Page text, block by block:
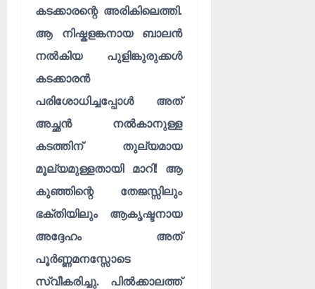
കടക്കാരന്റെ അരികിലെത്തി.
ആ നിഷ്കളങ്കനായ ബാലൻ
നൽകിയ പുളിങ്കുരുക്കൾ
കടക്കാരൻ
പരിശോധിച്ചപ്പോൾ അത്
അച്ഛൻ നൽകാനുള്ള
കടത്തിന് തുല്യമായ
മൂല്യമുള്ളതായി മാറി! ആ
കുഞ്ഞിന്റെ തേജസ്സിലും
ഭക്തിയിലും ആകൃഷ്ടനായ
അദ്ദേഹം അത്
പൂർണ്ണമനസ്സോടെ
സ്വീകരിച്ചു. പിൽക്കാലത്ത്